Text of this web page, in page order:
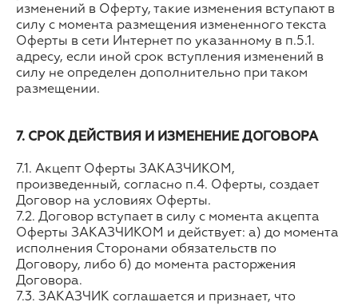
изменений в Оферту, такие изменения вступают в
силу с момента размещения измененного текста
Оферты в сети Интернет по указанному в п.5.1.
адресу, если иной срок вступления изменений в
силу не определен дополнительно при таком
размещении.
7. СРОК ДЕЙСТВИЯ И ИЗМЕНЕНИЕ ДОГОВОРА
7.1. Акцепт Оферты ЗАКАЗЧИКОМ,
произведенный, согласно п.4. Оферты, создает
Договор на условиях Оферты.
7.2. Договор вступает в силу с момента акцепта
Оферты ЗАКАЗЧИКОМ и действует: а) до момента
исполнения Сторонами обязательств по
Договору, либо б) до момента расторжения
Договора.
7.3. ЗАКАЗЧИК соглашается и признает, что